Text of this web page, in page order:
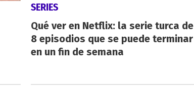
SERIES
Qué ver en Netflix: la serie turca de
8 episodios que se puede terminar
en un fin de semana